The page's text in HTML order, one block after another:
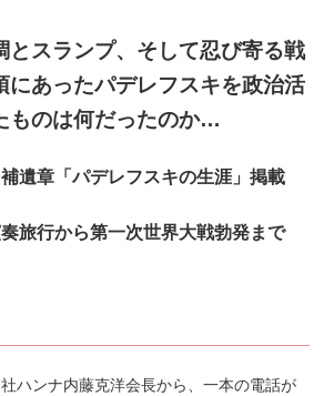
とスランプ、そして忍び寄る戦
にあったパデレフスキを政治活
ものは何だったのか…
遺章「パデレフスキの生涯」掲載
旅行から第一次世界大戦勃発まで
ハンナ内藤克洋会長から、一本の電話が